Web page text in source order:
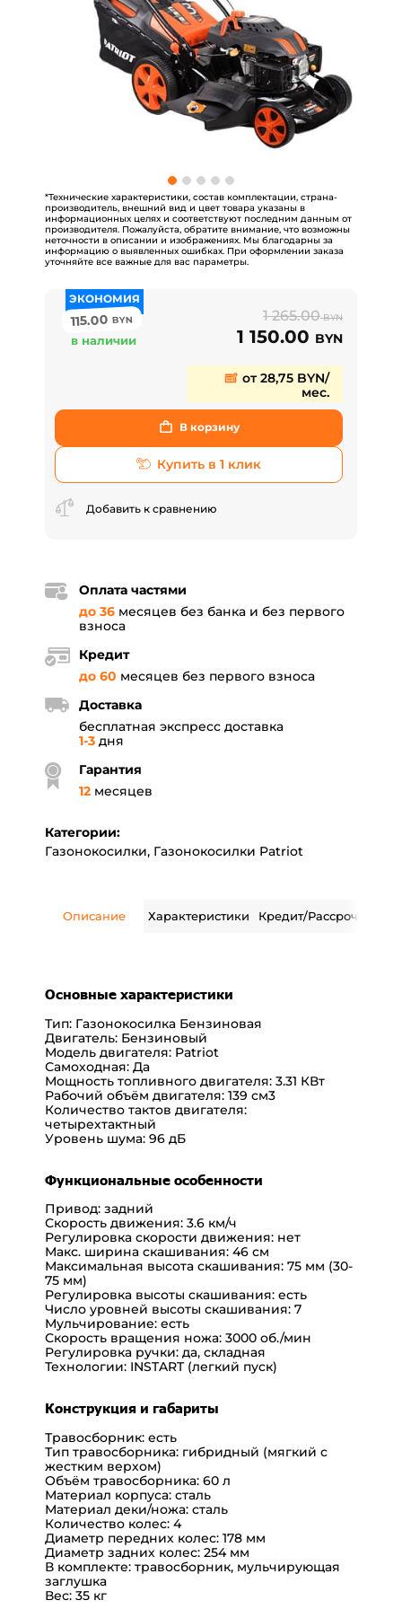
*Технические характеристики, состав комплектации, страна-
производитель, внешний вид и цвет товара указаны в
информационных целях и соответствуют последним данным от
производителя. Пожалуйста, обратите внимание, что возможны
неточности в описании и изображениях. Мы благодарны за
информацию о выявленных ошибках. При оформлении заказа
уточняйте все важные для вас параметры.
ЭКОНОМИЯ
115.00BYN
в наличии
1 265.00BYN
1 150.00 BYN
от 28,75 BYN/
мес.
В корзину
Купить в 1 клик
Добавить к сравнению
Оплата частями
до 36 месяцев без банка и без первого
взноса
Кредит
до 60 месяцев без первого взноса
Доставка
бесплатная экспресс доставка
1-3 дня
Гарантия
12 месяцев
Категории:
Газонокосилки, Газонокосилки Patriot
Описание Характеристики Кредит/Рассрочка
Основные характеристики
Тип: Газонокосилка Бензиновая
Двигатель: Бензиновый
Модель двигателя: Patriot
Самоходная: Да
Мощность топливного двигателя: 3.31 КВт
Рабочий объём двигателя: 139 см3
Количество тактов двигателя:
четырехтактный
Уровень шума: 96 дБ
Функциональные особенности
Привод: задний
Скорость движения: 3.6 км/ч
Регулировка скорости движения: нет
Макс. ширина скашивания: 46 см
Максимальная высота скашивания: 75 мм (30-
75 мм)
Регулировка высоты скашивания: есть
Число уровней высоты скашивания: 7
Мульчирование: есть
Скорость вращения ножа: 3000 об./мин
Регулировка ручки: да, складная
Технологии: INSTART (легкий пуск)
Конструкция и габариты
Травосборник: есть
Тип травосборника: гибридный (мягкий с
жестким верхом)
Объём травосборника: 60 л
Материал корпуса: сталь
Материал деки/ножа: сталь
Количество колес: 4
Диаметр передних колес: 178 мм
Диаметр задних колес: 254 мм
В комплекте: травосборник, мульчирующая
заглушка
Вес: 35 кг